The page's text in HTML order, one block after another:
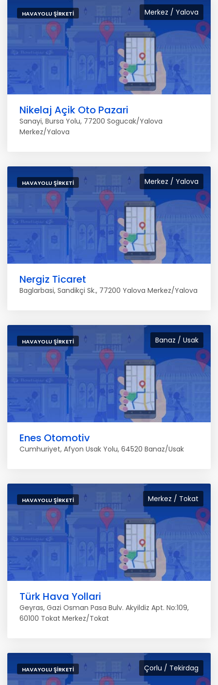
Merkez / Yalova
HAVAYOLU ŞIRKETI
Nikelaj Açik Oto Pazari
Sanayi, Bursa Yolu, 77200 Sogucak/Yalova
Merkez/Yalova
Merkez / Yalova
HAVAYOLU ŞIRKETI
Nergiz Ticaret
Baglarbasi, Sandikçi Sk., 77200 Yalova Merkez/Yalova
Banaz / Usak
HAVAYOLU ŞIRKETI
Enes Otomotiv
Cumhuriyet, Afyon Usak Yolu, 64520 Banaz/Usak
Merkez / Tokat
HAVAYOLU ŞIRKETI
Türk Hava Yollari
Geyras, Gazi Osman Pasa Bulv. Akyildiz Apt. No:109,
60100 Tokat Merkez/Tokat
Çorlu / Tekirdag
HAVAYOLU ŞIRKETI